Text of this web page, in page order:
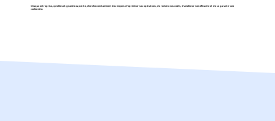
Chaque entreprise, qu'elle soit grande ou petite, cherche constamment des moyens d'optimiser ses opérations, de réduire ses coûts, d'améliorer son efficacité et de se garantir une
conformité.